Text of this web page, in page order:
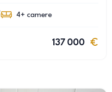
4+ camere
137 000